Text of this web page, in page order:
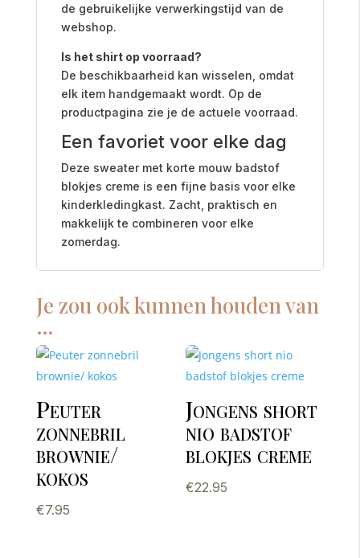
de gebruikelijke verwerkingstijd van de
webshop.
Is het shirt op voorraad?
De beschikbaarheid kan wisselen, omdat
elk item handgemaakt wordt. Op de
productpagina zie je de actuele voorraad.
Een favoriet voor elke dag
Deze sweater met korte mouw badstof
blokjes creme is een fijne basis voor elke
kinderkledingkast. Zacht, praktisch en
makkelijk te combineren voor elke
zomerdag.
Je zou ook kunnen houden van
…
Peuter
zonnebril
brownie/
kokos
€7.95
Jongens short
nio badstof
blokjes creme
€22.95